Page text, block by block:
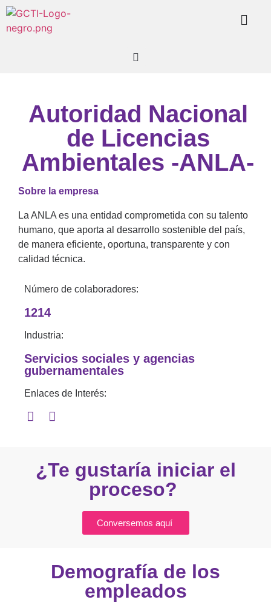
Autoridad Nacional
de Licencias
Ambientales -ANLA-
Sobre la empresa
La ANLA es una entidad comprometida con su talento
humano, que aporta al desarrollo sostenible del país,
de manera eficiente, oportuna, transparente y con
calidad técnica.
Número de colaboradores:
1214
Industria:
Servicios sociales y agencias
gubernamentales
Enlaces de Interés:
¿Te gustaría iniciar el
proceso?
Conversemos aquí
Demografía de los
empleados